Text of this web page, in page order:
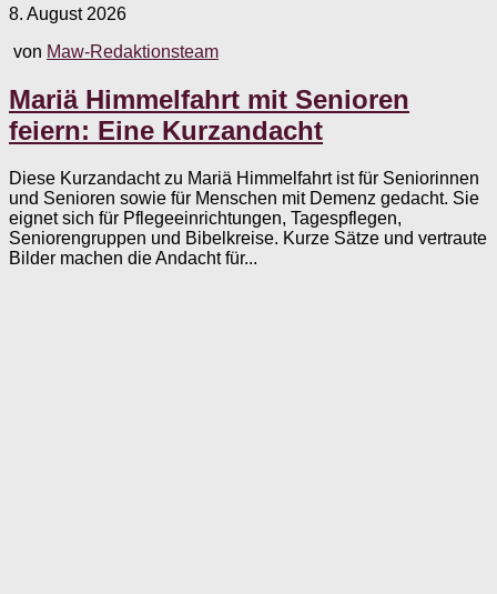
8. August 2026
von Maw-Redaktionsteam
Mariä Himmelfahrt mit Senioren
feiern: Eine Kurzandacht
Diese Kurzandacht zu Mariä Himmelfahrt ist für Seniorinnen
und Senioren sowie für Menschen mit Demenz gedacht. Sie
eignet sich für Pflegeeinrichtungen, Tagespflegen,
Seniorengruppen und Bibelkreise. Kurze Sätze und vertraute
Bilder machen die Andacht für...